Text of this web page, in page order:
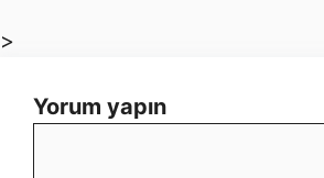
>
Yorum yapın